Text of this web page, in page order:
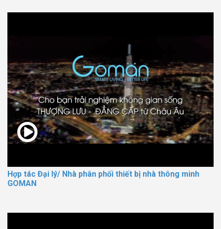
Hợp tác Đại lý/ Nhà phân phối thiết bị nhà thông minh
GOMAN